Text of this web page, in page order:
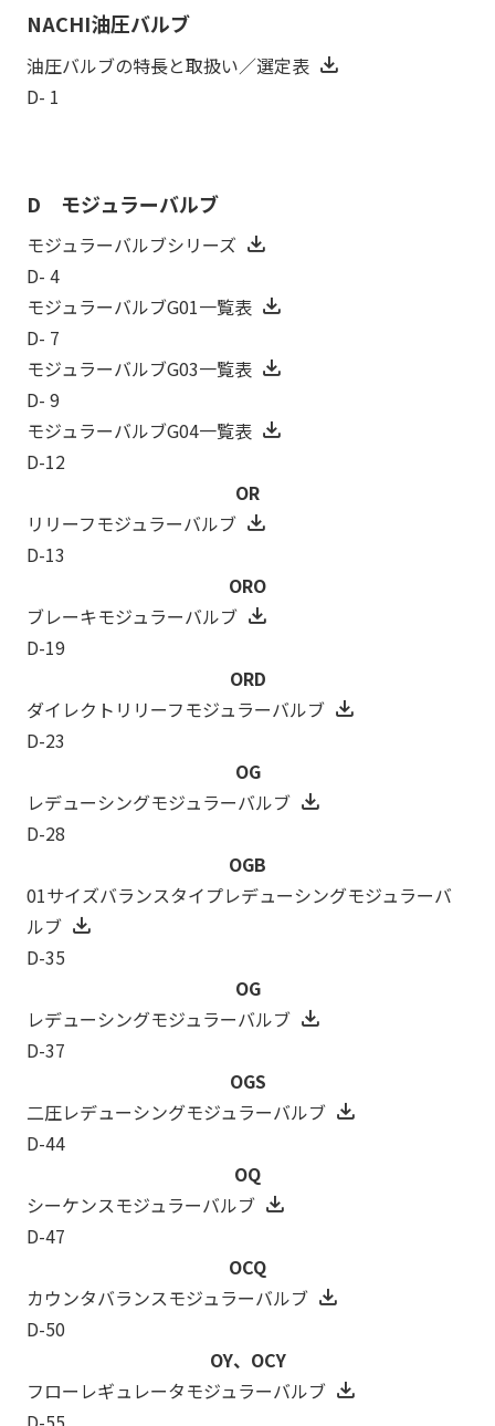
NACHI油圧バルブ
油圧バルブの特長と取扱い／選定表
D- 1
D モジュラーバルブ
モジュラーバルブシリーズ
D- 4
モジュラーバルブG01一覧表
D- 7
モジュラーバルブG03一覧表
D- 9
モジュラーバルブG04一覧表
D-12
OR
リリーフモジュラーバルブ
D-13
ORO
ブレーキモジュラーバルブ
D-19
ORD
ダイレクトリリーフモジュラーバルブ
D-23
OG
レデューシングモジュラーバルブ
D-28
OGB
01サイズバランスタイプレデューシングモジュラーバ
ルブ
D-35
OG
レデューシングモジュラーバルブ
D-37
OGS
二圧レデューシングモジュラーバルブ
D-44
OQ
シーケンスモジュラーバルブ
D-47
OCQ
カウンタバランスモジュラーバルブ
D-50
OY、OCY
フローレギュレータモジュラーバルブ